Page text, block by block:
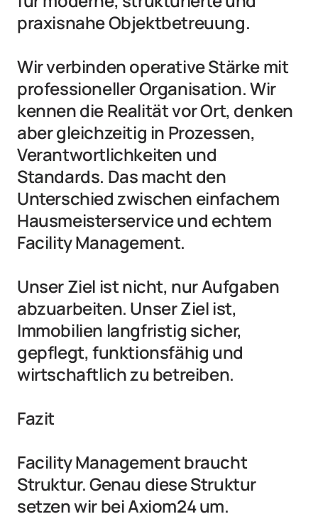
praxisnahe Objektbetreuung.
Wir verbinden operative Stärke mit
professioneller Organisation. Wir
kennen die Realität vor Ort, denken
aber gleichzeitig in Prozessen,
Verantwortlichkeiten und
Standards. Das macht den
Unterschied zwischen einfachem
Hausmeisterservice und echtem
Facility Management.
Unser Ziel ist nicht, nur Aufgaben
abzuarbeiten. Unser Ziel ist,
Immobilien langfristig sicher,
gepflegt, funktionsfähig und
wirtschaftlich zu betreiben.
Fazit
Facility Management braucht
Struktur. Genau diese Struktur
setzen wir bei Axiom24 um.